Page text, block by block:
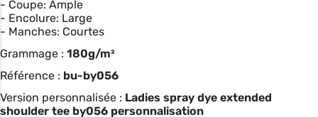
- Coupe: Ample
- Encolure: Large
- Manches: Courtes
Grammage : 180g/m²
Référence : bu-by056
Version personnalisée : Ladies spray dye extended
shoulder tee by056 personnalisation